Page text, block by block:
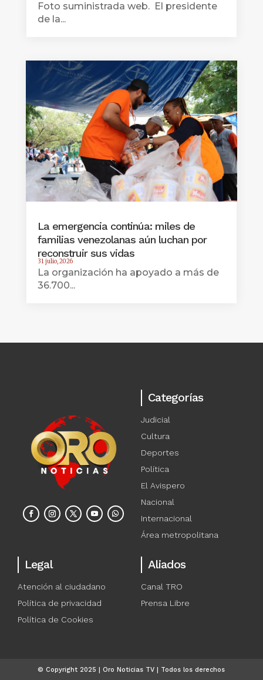
Foto suministrada web. El presidente
de la...
La emergencia continúa: miles de
familias venezolanas aún luchan por
reconstruir sus vidas
31 julio, 2026
La organización ha apoyado a más de
36.700...
Categorías
Judicial
Cultura
Deportes
Política
El Avispero
Nacional
Internacional
Área metropolitana
Legal
Atención al ciudadano
Política de privacidad
Política de Cookies
Aliados
Canal TRO
Prensa Libre
© Copyright 2025 | Oro Noticias TV | Todos los derechos